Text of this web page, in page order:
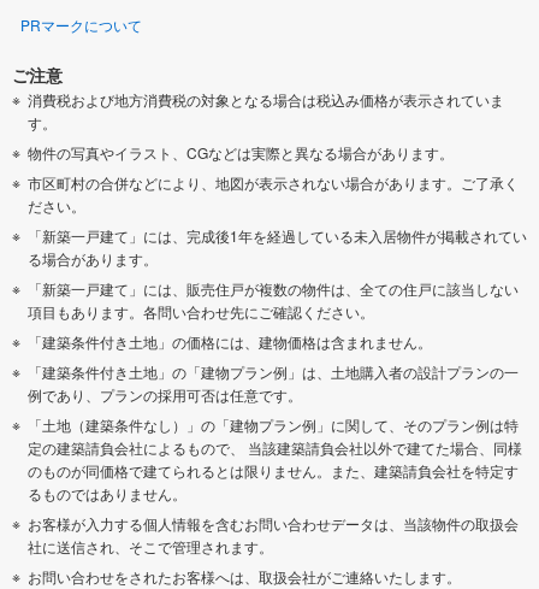
PRマークについて
ご注意
消費税および地方消費税の対象となる場合は税込み価格が表示されていま
す。
物件の写真やイラスト、CGなどは実際と異なる場合があります。
市区町村の合併などにより、地図が表示されない場合があります。ご了承く
ださい。
「新築一戸建て」には、完成後1年を経過している未入居物件が掲載されてい
る場合があります。
「新築一戸建て」には、販売住戸が複数の物件は、全ての住戸に該当しない
項目もあります。各問い合わせ先にご確認ください。
「建築条件付き土地」の価格には、建物価格は含まれません。
「建築条件付き土地」の「建物プラン例」は、土地購入者の設計プランの一
例であり、プランの採用可否は任意です。
「土地（建築条件なし）」の「建物プラン例」に関して、そのプラン例は特
定の建築請負会社によるもので、 当該建築請負会社以外で建てた場合、同様
のものが同価格で建てられるとは限りません。また、建築請負会社を特定す
るものではありません。
お客様が入力する個人情報を含むお問い合わせデータは、当該物件の取扱会
社に送信され、そこで管理されます。
お問い合わせをされたお客様へは、取扱会社がご連絡いたします。